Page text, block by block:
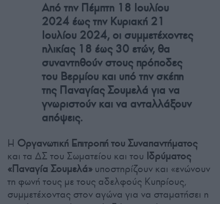
Από την Πέμπτη 18 Ιουλίου
2024 έως την Κυριακή 21
Ιουλίου 2024, οι συμμετέχοντες
ηλικίας 18 έως 30 ετών, θα
συναντηθούν στους πρόποδες
του Βερμίου και υπό την σκέπη
της Παναγίας Σουμελά για να
γνωριστούν και να ανταλλάξουν
απόψεις.
Η Οργανωτική Επιτροπή του Συναπαντήματος
και τα ΔΣ του Σωματείου και του Ιδρύματος
«Παναγία Σουμελά» υποστηρίζουν και «ενώνουν
τη φωνή τους με τους αδελφούς Κυπρίους,
συμμετέχοντας στον αγώνα για να σταματήσει η